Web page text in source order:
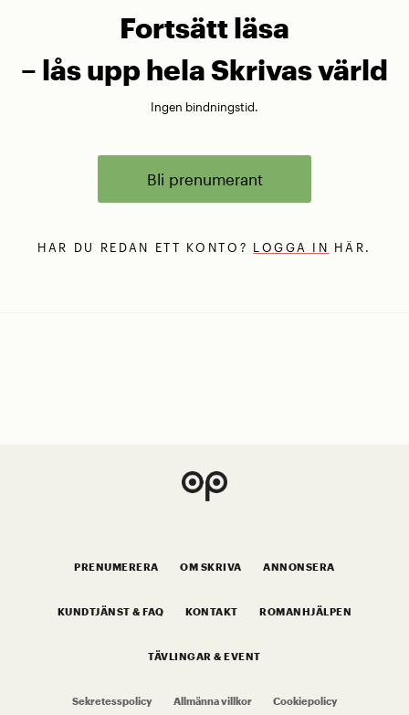
Fortsätt läsa
– lås upp hela Skrivas värld
Ingen bindningstid.
Bli prenumerant
HAR DU REDAN ETT KONTO? LOGGA IN HÄR.
PRENUMERERA OM SKRIVA ANNONSERA
KUNDTJÄNST & FAQ KONTAKT ROMANHJÄLPEN
TÄVLINGAR & EVENT
Sekretesspolicy Allmänna villkor Cookiepolicy